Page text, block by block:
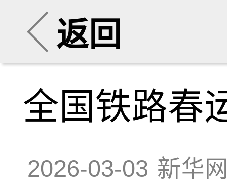
返回
全国铁路春
2026-03-03 新华网